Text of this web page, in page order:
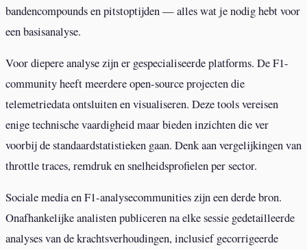
bandencompounds en pitstoptijden — alles wat je nodig hebt voor
een basisanalyse.
Voor diepere analyse zijn er gespecialiseerde platforms. De F1-
community heeft meerdere open-source projecten die
telemetriedata ontsluiten en visualiseren. Deze tools vereisen
enige technische vaardigheid maar bieden inzichten die ver
voorbij de standaardstatistieken gaan. Denk aan vergelijkingen van
throttle traces, remdruk en snelheidsprofielen per sector.
Sociale media en F1-analysecommunities zijn een derde bron.
Onafhankelijke analisten publiceren na elke sessie gedetailleerde
analyses van de krachtsverhoudingen, inclusief gecorrigeerde